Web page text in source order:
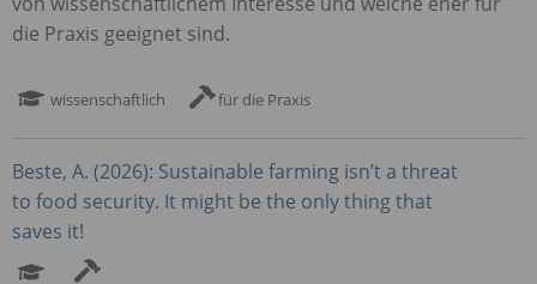
die Praxis geeignet sind.
wissenschaftlich für die Praxis
Beste, A. (2026): Sustainable farming isn’t a threat
to food security. It might be the only thing that
saves it!